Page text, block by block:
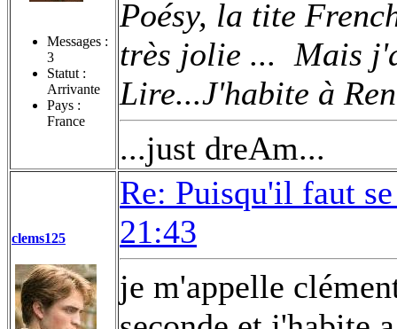
Messages :
3
Statut :
Arrivante
Pays :
France
Poésy, la tite
très jolie ... Mais
Lire...J'habite à
...just dreAm...
clems125
Re: Puisqu'il faut
21:43
je m'appelle